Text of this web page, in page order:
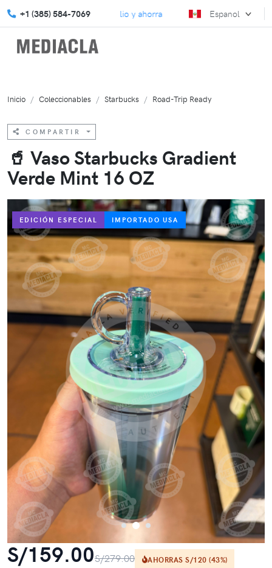
+1 (385) 584-7069
promociones de julio y ahorra más. Eleva tu estrategia
Espanol
Inicio Coleccionables Starbucks Road-Trip Ready
COMPARTIR
🥤 Vaso Starbucks Gradient
Verde Mint 16 OZ
EDICIÓN ESPECIAL IMPORTADO USA
S/159.00S/279.00 AHORRAS S/120 (43%)